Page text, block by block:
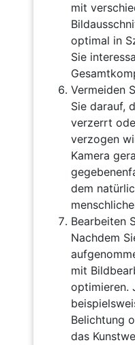
mit
optimal in
Sie
Vermeiden
Sie darauf,
verzerrt
verzogen
Kamera
dem
Bearbeiten
Nachdem
mit
optimieren.
Belichtung
das